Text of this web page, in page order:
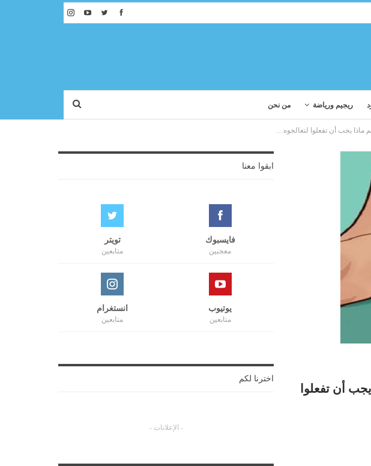
ريجيم ورياضة من نحن
يجب أن تفعلوا لتعالجوه…
أن تفعلوا
ابقوا معنا
فايسبوك
معجبين
تويتر
متابعين
يوتيوب
متابعين
انستغرام
متابعين
اخترنا لكم
- الإعلانات -